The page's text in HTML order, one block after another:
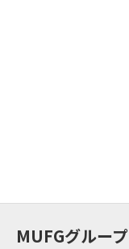
MUFGグループ